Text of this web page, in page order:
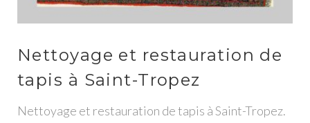
Nettoyage et restauration de
tapis à Saint-Tropez
Nettoyage et restauration de tapis à Saint-Tropez.